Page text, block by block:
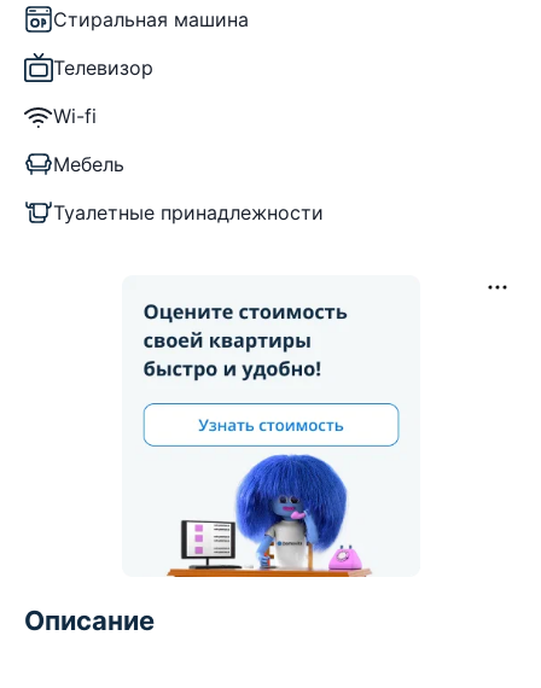
Стиральная машина
Телевизор
Wi-fi
Мебель
Туалетные принадлежности
Описание